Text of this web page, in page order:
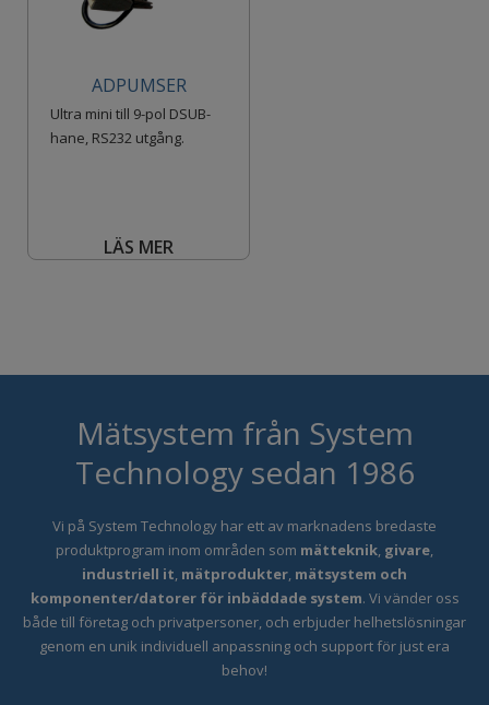
ADPUMSER
Ultra mini till 9-pol DSUB-
hane, RS232 utgång.
LÄS MER
Mätsystem från System
Technology sedan 1986
Vi på System Technology har ett av marknadens bredaste
produktprogram inom områden som mätteknik, givare,
industriell it, mätprodukter, mätsystem och
komponenter/datorer för inbäddade system. Vi vänder oss
både till företag och privatpersoner, och erbjuder helhetslösningar
genom en unik individuell anpassning och support för just era
behov!